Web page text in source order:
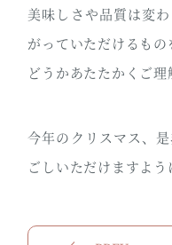
美味しさや品質は変
がっていただけるもの
どうかあたたかくご理
今年のクリスマス、
ごしいただけますよ